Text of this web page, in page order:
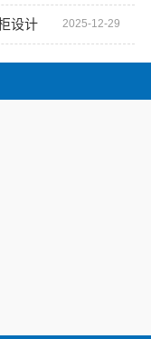
设计 2025-12-29